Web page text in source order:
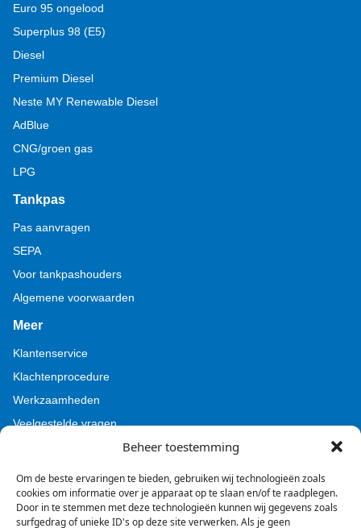
Beheer toestemming
Om de beste ervaringen te bieden, gebruiken wij technologieën zoals
cookies om informatie over je apparaat op te slaan en/of te raadplegen.
Door in te stemmen met deze technologieën kunnen wij gegevens zoals
surfgedrag of unieke ID's op deze site verwerken. Als je geen
Euro 95 ongelood
Superplus 98 (E5)
Diesel
Premium Diesel
Neste MY Renewable Diesel
AdBlue
CNG/groen gas
LPG
Tankpas
Pas aanvragen
SEPA
Voor tankpashouders
Algemene voorwaarden
Meer
Klantenservice
Klachtenprocedure
Werkzaamheden
Veelgestelde vragen